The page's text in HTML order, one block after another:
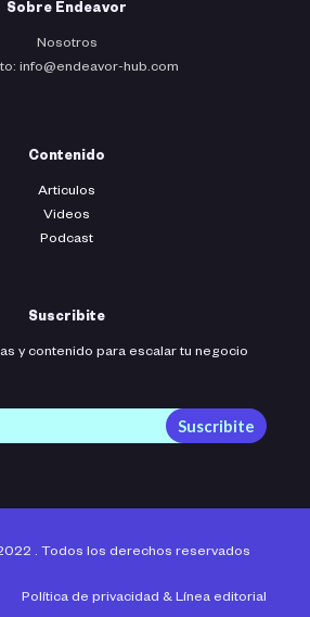
Sobre Endeavor
Nosotros
info@endeavor-hub.com
Contenido
Articulos
Videos
Podcast
Suscribite
y contenido para escalar tu negocio
Suscribite
. Todos los derechos reservados
Política de privacidad & Línea editorial